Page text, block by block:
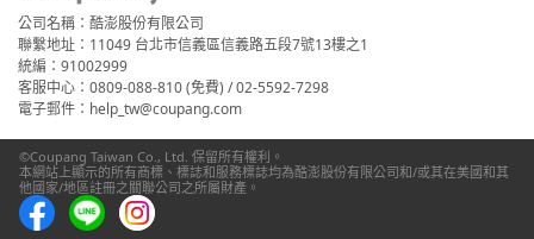
公司名稱：酷澎股份有限公司
聯繫地址：11049 台北市信義區信義路五段7號13樓之1
統編：91002999
客服中心：0809-088-810 (免費) / 02-5592-7298
電子郵件：help_tw@coupang.com
©Coupang Taiwan Co., Ltd. 保留所有權利。
本網站上顯示的所有商標、標誌和服務標誌均為酷澎股份有限公司和/或其在美國和其
他國家/地區註冊之關聯公司之所屬財產。